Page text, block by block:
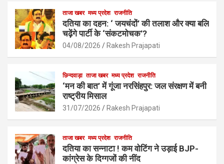
k
p
ताजा खबर मध्य प्रदेश राजनीति
दतिया का दहन: ‘ जयचंदों’ की तलाश और क्या बलि
चढ़ेंगे पार्टी के ‘संकटमोचक’?
04/08/2026 Rakesh Prajapati
छिन्दवाड़ा ताजा खबर मध्य प्रदेश राजनीति
‘मन की बात’ में गूंजा नरसिंहपुर: जल संरक्षण में बनी
राष्ट्रीय मिसाल
31/07/2026 Rakesh Prajapati
ताजा खबर मध्य प्रदेश राजनीति
दतिया का सन्नाटा ! कम वोटिंग ने उड़ाई BJP-
कांग्रेस के दिग्गजों की नींद